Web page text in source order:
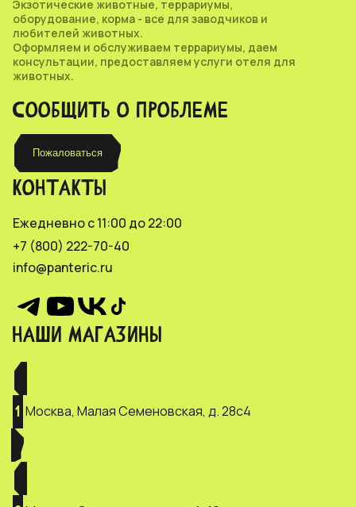
Экзотические животные, террариумы,
оборудование, корма - все для заводчиков и
любителей животных.
Оформляем и обслуживаем террариумы, даем
консультации, предоставляем услуги отеля для
животных.
СООБЩИТЬ О ПРОБЛЕМЕ
Пожаловаться
НАШИ МАГАЗИНЫ
1 Москва, Малая Семеновская, д. 28с4
КОНТАКТЫ
Ежедневно с 11:00 до 22:00
+7 (800) 222-70-40
info@panteric.ru